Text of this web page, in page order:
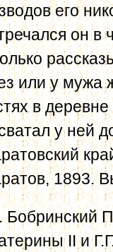
его
он в
или у мужа
в
у ней
1893.
Бобринский
II и